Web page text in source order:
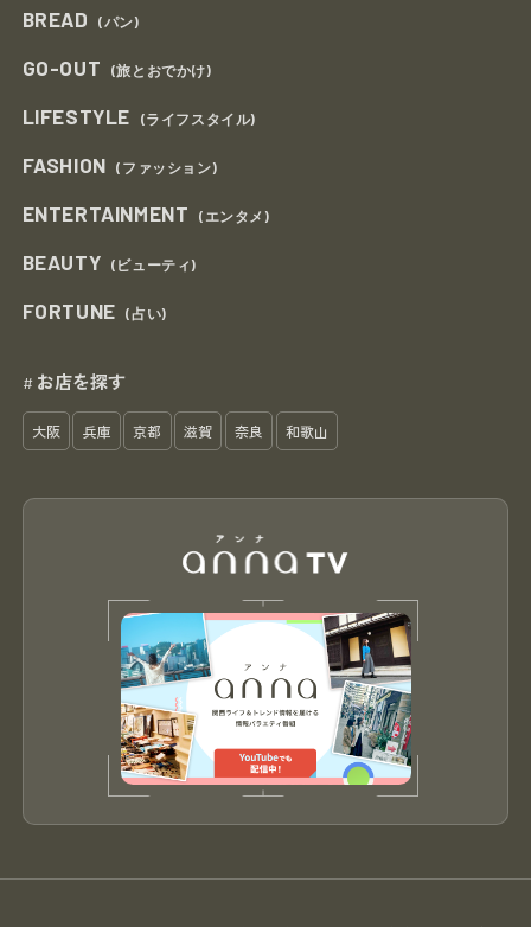
BREAD (パン)
GO-OUT (旅とおでかけ)
LIFESTYLE (ライフスタイル)
FASHION (ファッション)
ENTERTAINMENT (エンタメ)
BEAUTY (ビューティ)
FORTUNE (占い)
# お店を探す
大阪 兵庫 京都 滋賀 奈良 和歌山